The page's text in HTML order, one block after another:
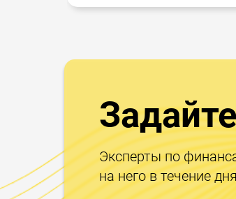
Эксперты по
на него в течение дня